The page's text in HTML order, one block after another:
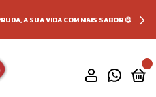
VIDA COM MAIS SABOR 😋